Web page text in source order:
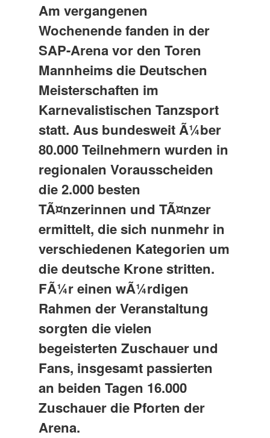
Am vergangenen
Wochenende fanden in der
SAP-Arena vor den Toren
Mannheims die Deutschen
Meisterschaften im
Karnevalistischen Tanzsport
statt. Aus bundesweit Ã¼ber
80.000 Teilnehmern wurden in
regionalen Vorausscheiden
die 2.000 besten
TÃ¤nzerinnen und TÃ¤nzer
ermittelt, die sich nunmehr in
verschiedenen Kategorien um
die deutsche Krone stritten.
FÃ¼r einen wÃ¼rdigen
Rahmen der Veranstaltung
sorgten die vielen
begeisterten Zuschauer und
Fans, insgesamt passierten
an beiden Tagen 16.000
Zuschauer die Pforten der
Arena.